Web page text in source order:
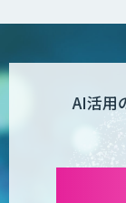
AI活用